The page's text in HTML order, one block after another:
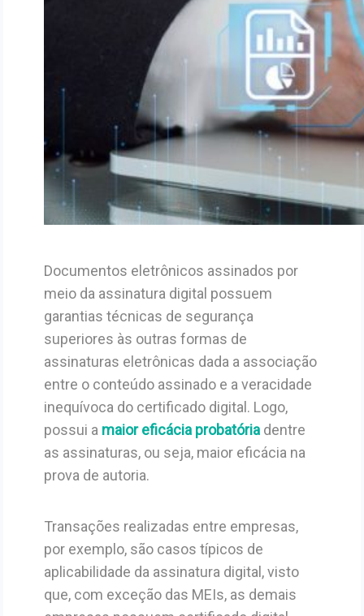
Documentos eletrônicos assinados por
meio da assinatura digital possuem
garantias técnicas de segurança
superiores às outras formas de
assinaturas eletrônicas dada a associação
entre o conteúdo assinado e a veracidade
inequívoca do certificado digital. Logo,
possui a maior eficácia probatóriadentre
as assinaturas, ou seja, maior eficácia na
prova de autoria.
Transações realizadas entre empresas,
por exemplo, são casos típicos de
aplicabilidade da assinatura digital, visto
que, com exceção das MEIs, as demais